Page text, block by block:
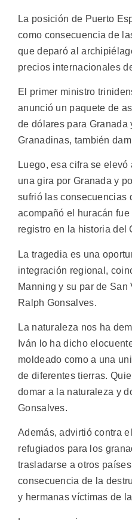
La posición de Puerto
como consecuencia de
que deparó al
precios internacionales
El primer ministro
anunció un paquete de
de dólares para Granada
Granadinas, también
Luego, esa cifra se
una gira por Granada y
sufrió las consecuencias
acompañó el huracán
registro en la historia del
La tragedia es una
integración regional,
Manning y su par de San
Ralph Gonsalves.
La naturaleza nos ha
Iván lo ha dicho
moldeado como a una
de diferentes tierras.
domar a la naturaleza y
Gonsalves.
Además, advirtió contra
refugiados para los
trasladarse a otros
consecuencia de la
y hermanas víctimas de